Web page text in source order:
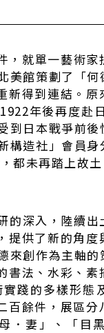
就單一藝術家
美館策劃了「
得到連結。原
年後再度赴
到日本戰爭前
構造社」會員
都未再踏上故土
的深入，陸續
供了新的角度
來創作為主軸的
法、水彩、素
踐的多樣形態
餘件，展區分
．妻」、「目